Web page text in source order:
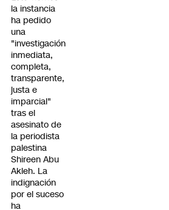
la instancia
ha pedido
una
"investigación
inmediata,
completa,
transparente,
justa e
imparcial"
tras el
asesinato de
la periodista
palestina
Shireen Abu
Akleh. La
indignación
por el suceso
ha